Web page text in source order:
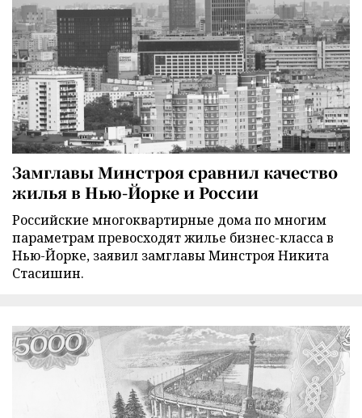
Замглавы Минстроя сравнил качество
жилья в Нью-Йорке и России
Российские многоквартирные дома по многим
параметрам превосходят жилье бизнес-класса в
Нью-Йорке, заявил замглавы Минстроя Никита
Стасишин.